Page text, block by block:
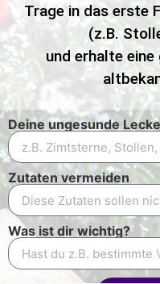
Trage in das erste
(z.B.
und erhalte
Deine ungesunde
Zutaten vermeiden
Was ist dir wichtig?